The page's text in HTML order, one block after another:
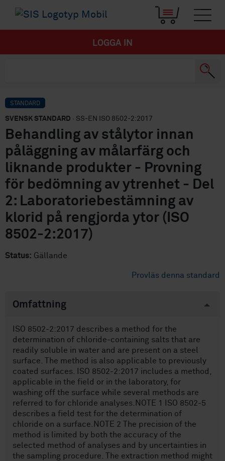
LOGGA IN
STANDARD
SVENSK STANDARD · SS-EN ISO 8502-2:2017
Behandling av stålytor innan
påläggning av målarfärg och
liknande produkter - Provning
för bedömning av ytrenhet - Del
2: Laboratoriebestämning av
klorid på rengjorda ytor (ISO
8502-2:2017)
Status: Gällande
Provläs denna standard
Omfattning
ISO 8502-2:2017 describes a method for the
determination of chloride-containing salts that are
readily soluble in water and are present on a steel
surface. The method is also applicable to previously
coated surfaces. ISO 8502-2:2017 includes a method,
applicable in the field or in the laboratory, for
washing off the surface while several methods are
referred to for chloride analyses.NOTE 1 ISO 8502-5
describes a field test for the determination of
chloride on a surface.NOTE 2 The precision of the
method is limited by both the accuracy of the
selected method of analyses and by uncertainties in
the sampling procedure. The extraction method might